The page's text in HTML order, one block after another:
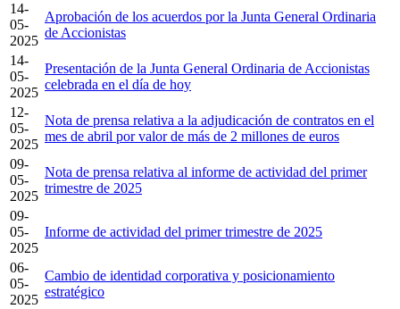
14-
05-
2025
Aprobación de los acuerdos por la Junta General Ordinaria
de Accionistas
14-
05-
2025
Presentación de la Junta General Ordinaria de Accionistas
celebrada en el día de hoy
12-
05-
2025
Nota de prensa relativa a la adjudicación de contratos en el
mes de abril por valor de más de 2 millones de euros
09-
05-
2025
Nota de prensa relativa al informe de actividad del primer
trimestre de 2025
09-
05-
2025
Informe de actividad del primer trimestre de 2025
06-
05-
2025
Cambio de identidad corporativa y posicionamiento
estratégico